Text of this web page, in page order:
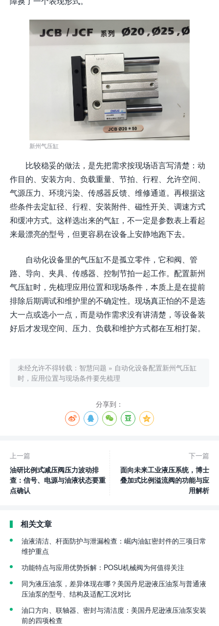
新州气压缸
比较稳妥的做法，是先把需求按现场语言写清楚：动
作目的、安装方向、负载重量、节拍、行程、允许空间、
气源压力、环境污染、传感器反馈、维修通道。再根据这
些条件去定缸径、行程、安装附件、磁性开关、调速方式
和缓冲方式。这样选出来的气缸，不一定是参数表上看起
来最漂亮的型号，但更容易在设备上安静地跑下去。
自动化设备里的气压缸不是孤立零件，它和阀、管
路、导向、夹具、传感器、控制节拍一起工作。配置新州
气压缸时，先梳理应用位置和现场条件，本质上是在提前
排除后期调试和维护里的不确定性。现场真正怕的不是选
大一点或选小一点，而是动作需求没有讲清楚，等设备装
好后才发现空间、压力、负载和维护方式都在互相打架。
未经允许不得转载： 智慧问题 » 自动化设备配置新州气压缸
时，应用位置与现场条件要先梳理
分享到：
上一篇
油研比例式减压阀压力波动排
查：信号、电源与油液状态要重
点确认
下一篇
面向未来工业液压系统，博士
叠加式比例溢流阀的功能与应
用解析
相关文章
油液清洁、杆面防护与泄漏检查：崛内油缸密封件的三项日常
维护重点
功能特点与应用优势拆解：POSU机械阀为何值得关注
同为液压油泵，差异体现在哪？美国丹尼逊液压油泵与普通液
压油泵的型号、结构及适配工况对比
油口方向、联轴器、密封与清洁度：美国丹尼逊液压油泵安装
前的四项检查